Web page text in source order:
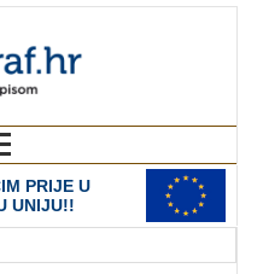
PRIJE U
UNIJU!!